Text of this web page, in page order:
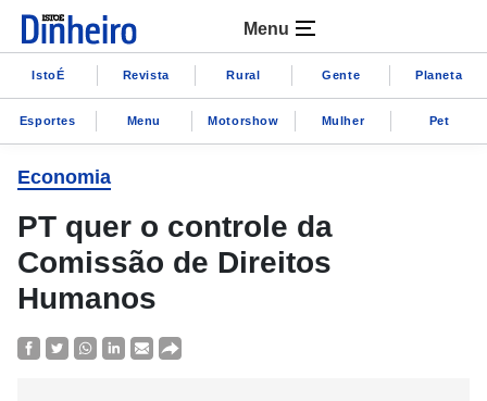
Menu
IstoÉ Revista Rural Gente Planeta
Esportes Menu Motorshow Mulher Pet
Economia
PT quer o controle da
Comissão de Direitos
Humanos